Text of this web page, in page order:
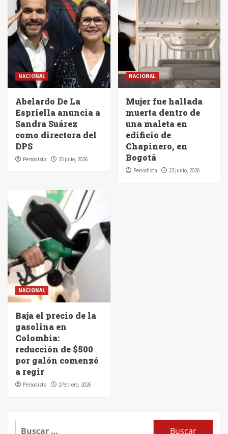
NACIONAL
Abelardo De La
Espriella anuncia a
Sandra Suárez
como directora del
DPS
Periodista 25 julio, 2026
NACIONAL
Mujer fue hallada
muerta dentro de
una maleta en
edificio de
Chapinero, en
Bogotá
Periodista 23 junio, 2026
NACIONAL
Baja el precio de la
gasolina en
Colombia:
reducción de $500
por galón comenzó
a regir
Periodista 2 febrero, 2026
Buscar: